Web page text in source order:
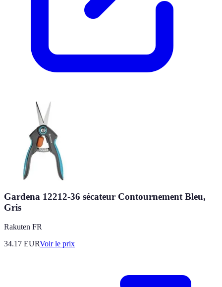
Gardena 12212-36 sécateur Contournement Bleu,
Gris
Rakuten FR
34.17 EURVoir le prix